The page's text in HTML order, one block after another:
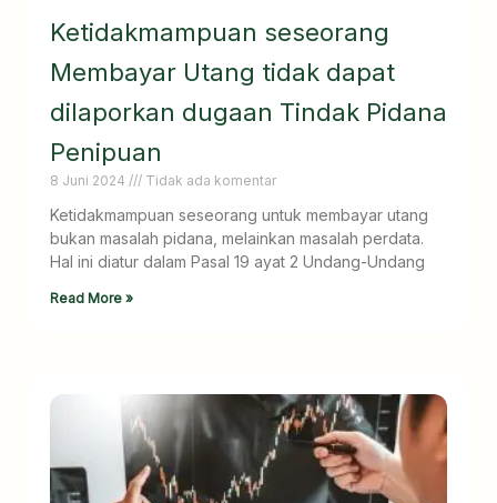
Ketidakmampuan seseorang
Membayar Utang tidak dapat
dilaporkan dugaan Tindak Pidana
Penipuan
8 Juni 2024 Tidak ada komentar
Ketidakmampuan seseorang untuk membayar utang
bukan masalah pidana, melainkan masalah perdata.
Hal ini diatur dalam Pasal 19 ayat 2 Undang-Undang
Read More »